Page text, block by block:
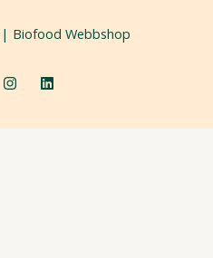
Biofood Webbshop